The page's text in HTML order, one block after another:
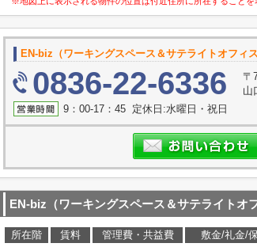
EN-biz（ワーキングスペース＆サテライトオフィス
0836-22-6336
〒
山
9：00-17：45 定休日:水曜日・祝日
EN-biz（ワーキングスペース＆サテライトオ
所在階 賃料 管理費・共益費 敷金/礼金/